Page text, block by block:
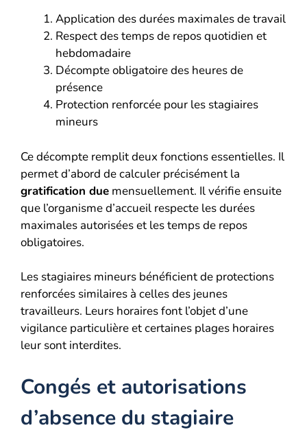
Application des durées maximales de travail
Respect des temps de repos quotidien et
hebdomadaire
Décompte obligatoire des heures de
présence
Protection renforcée pour les stagiaires
mineurs
Ce décompte remplit deux fonctions essentielles. Il
permet d’abord de calculer précisément la
gratification due mensuellement. Il vérifie ensuite
que l’organisme d’accueil respecte les durées
maximales autorisées et les temps de repos
obligatoires.
Les stagiaires mineurs bénéficient de protections
renforcées similaires à celles des jeunes
travailleurs. Leurs horaires font l’objet d’une
vigilance particulière et certaines plages horaires
leur sont interdites.
Congés et autorisations
d’absence du stagiaire